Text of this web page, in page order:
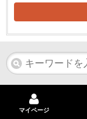
マイページ